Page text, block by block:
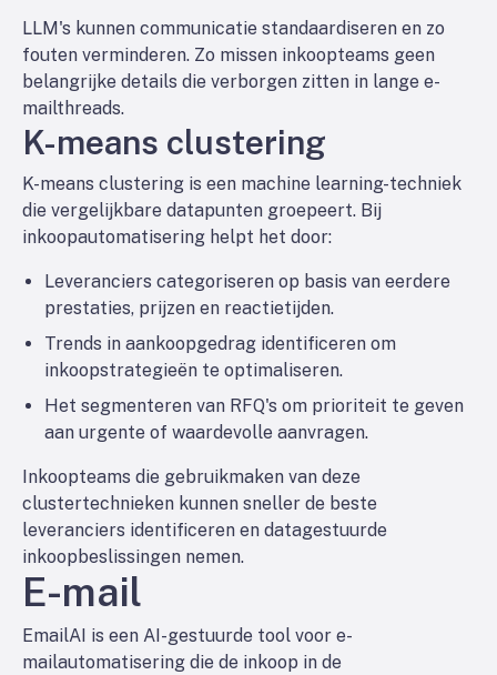
LLM's kunnen communicatie standaardiseren en zo
fouten verminderen. Zo missen inkoopteams geen
belangrijke details die verborgen zitten in lange e-
mailthreads.
K-means clustering
K-means clustering is een machine learning-techniek
die vergelijkbare datapunten groepeert. Bij
inkoopautomatisering helpt het door:
Leveranciers categoriseren op basis van eerdere
prestaties, prijzen en reactietijden.
Trends in aankoopgedrag identificeren om
inkoopstrategieën te optimaliseren.
Het segmenteren van RFQ's om prioriteit te geven
aan urgente of waardevolle aanvragen.
Inkoopteams die gebruikmaken van deze
clustertechnieken kunnen sneller de beste
leveranciers identificeren en datagestuurde
inkoopbeslissingen nemen.
E-mail
EmailAI is een AI-gestuurde tool voor e-
mailautomatisering die de inkoop in de